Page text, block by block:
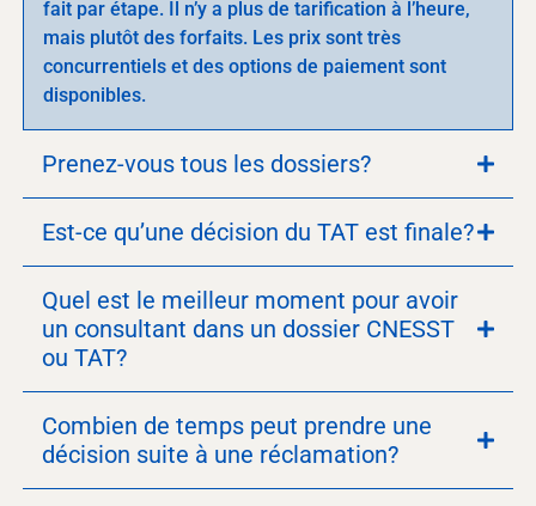
fait par étape. Il n’y a plus de tarification à l’heure,
mais plutôt des forfaits. Les prix sont très
concurrentiels et des options de paiement sont
disponibles.
Prenez-vous tous les dossiers?
Est-ce qu’une décision du TAT est finale?
Quel est le meilleur moment pour avoir
un consultant dans un dossier CNESST
ou TAT?
Combien de temps peut prendre une
décision suite à une réclamation?